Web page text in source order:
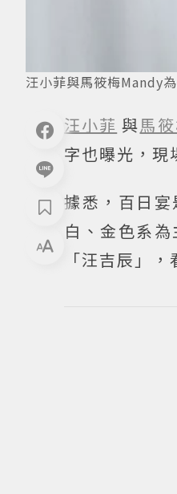
汪小菲與馬筱梅Mandy
汪小菲 與馬
字也曝光，現
據悉，百日
白、金色系
「汪吉辰」